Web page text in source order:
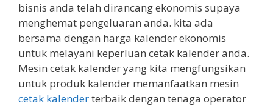
bisnis anda telah dirancang ekonomis supaya
menghemat pengeluaran anda. kita ada
bersama dengan harga kalender ekonomis
untuk melayani keperluan cetak kalender anda.
Mesin cetak kalender yang kita mengfungsikan
untuk produk kalender memanfaatkan mesin
cetak kalenderterbaik dengan tenaga operator